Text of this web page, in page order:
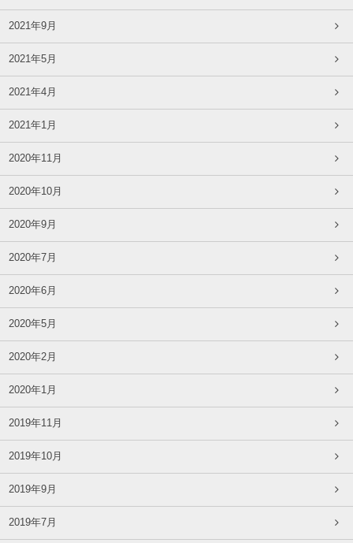
2021年9月
2021年5月
2021年4月
2021年1月
2020年11月
2020年10月
2020年9月
2020年7月
2020年6月
2020年5月
2020年2月
2020年1月
2019年11月
2019年10月
2019年9月
2019年7月